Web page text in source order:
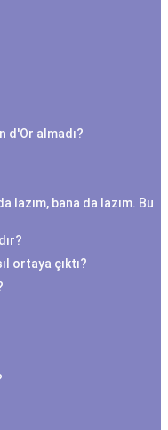
d'Or almadı?
lazım, bana da lazım. Bu
ortaya çıktı?